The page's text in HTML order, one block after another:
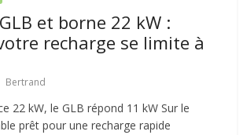
et borne 22 kW :
recharge se limite à
Bertrand
22 kW, le GLB répond 11 kW Sur le
prêt pour une recharge rapide